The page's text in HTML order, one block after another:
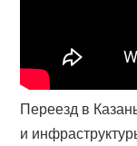
Переезд в
и